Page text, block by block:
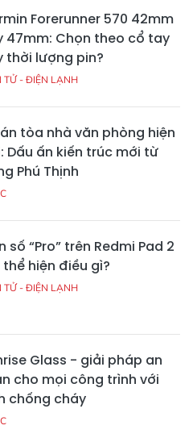
TỬ - ĐIỆN LẠNH
TỬ - ĐIỆN LẠNH
dễ tiếp cận có đáng mua?
TỬ - ĐIỆN LẠNH
TỬ - ĐIỆN LẠNH